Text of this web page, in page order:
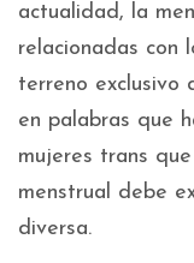
actualidad, la
relacionadas con
terreno exclusivo
en palabras que
mujeres trans
menstrual debe
diversa.